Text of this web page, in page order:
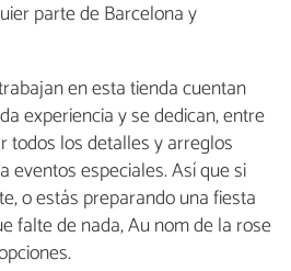
parte de Barcelona y
en esta tienda cuentan
experiencia y se dedican, entre
todos los detalles y arreglos
eventos especiales. Así que si
o estás preparando una fiesta
falte de nada, Au nom de la rose